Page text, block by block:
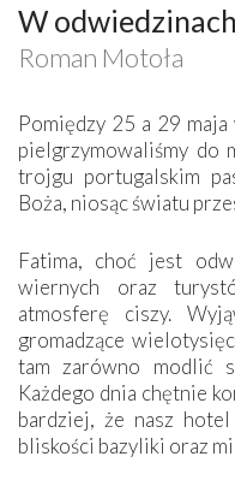
W
Roman Motoła
Pomiędzy 25 a 29
pielgrzymowaliśmy do
trojgu portugalskim
Boża, niosąc światu
Fatima, choć jest
wiernych oraz
atmosferę ciszy.
gromadzące
tam zarówno modlić
Każdego dnia chętnie
bardziej, że nasz hotel
bliskości bazyliki oraz